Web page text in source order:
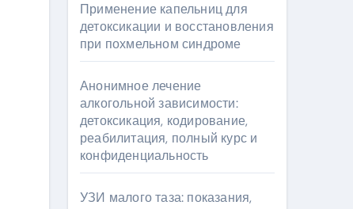
Применение капельниц для
детоксикации и восстановления
при похмельном синдроме
Анонимное лечение
алкогольной зависимости:
детоксикация, кодирование,
реабилитация, полный курс и
конфиденциальность
УЗИ малого таза: показания,